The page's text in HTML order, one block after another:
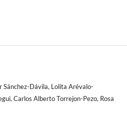
Dávila, Lolita Arévalo-
Carlos Alberto Torrejon-Pezo, Rosa